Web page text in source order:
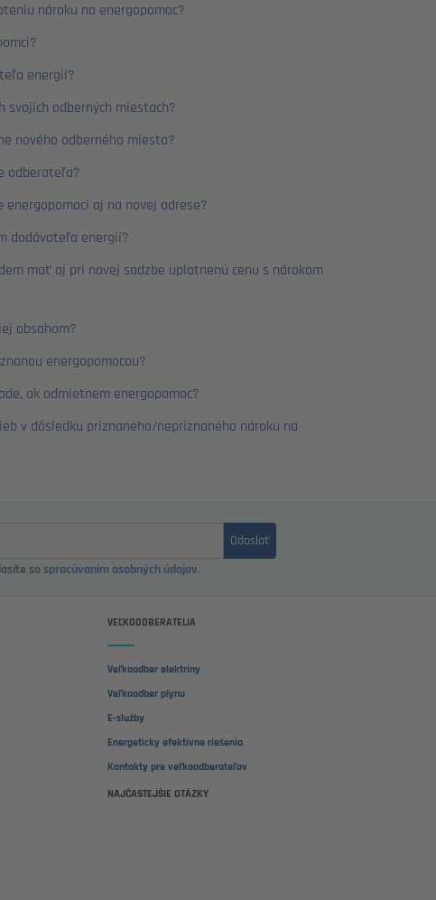
nároku na energopomoc?
energií?
svojich odberných miestach?
nového odberného miesta?
odberateľa?
aj na novej adrese?
dodávateľa energií?
mať aj pri novej sadzbe uplatnenú cenu s nárokom
obsahom?
energopomocou?
ak odmietnem energopomoc?
v dôsledku priznaného/nepriznaného nároku na
Odoslať
so spracúvaním osobných údajov.
VEĽKOODBERATELIA
Veľkoodber elektriny
Veľkoodber plynu
E-služby
Energeticky efektívne riešenia
Kontakty pre veľkoodberateľov
NAJČASTEJŠIE OTÁZKY